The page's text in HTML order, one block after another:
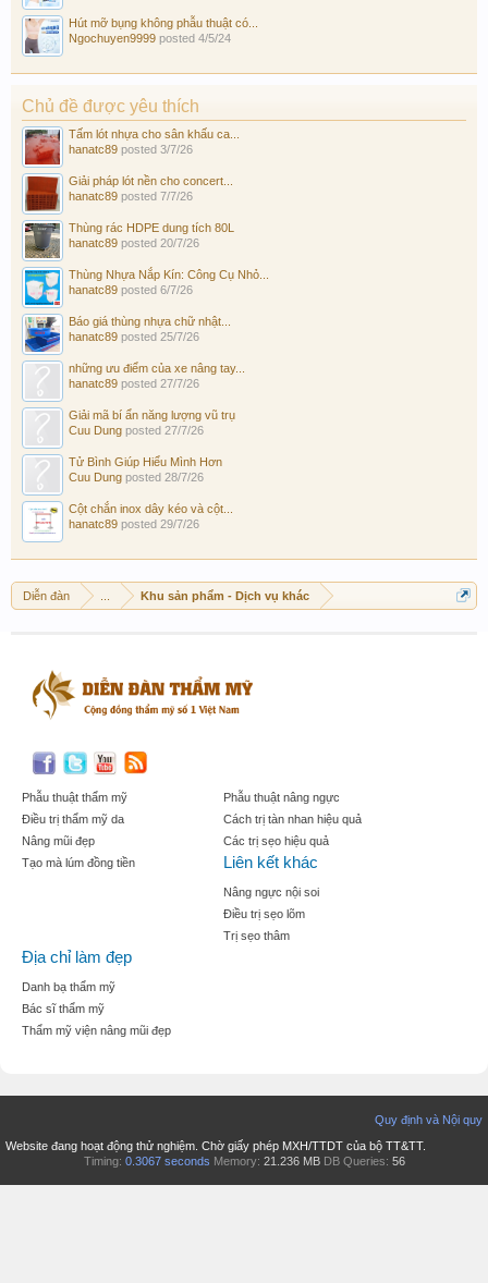
Hút mỡ bụng không phẫu thuật có...
Ngochuyen9999 posted 4/5/24
Chủ đề được yêu thích
Tấm lót nhựa cho sân khấu ca...
hanatc89 posted 3/7/26
Giải pháp lót nền cho concert...
hanatc89 posted 7/7/26
Thùng rác HDPE dung tích 80L
hanatc89 posted 20/7/26
Thùng Nhựa Nắp Kín: Công Cụ Nhỏ...
hanatc89 posted 6/7/26
Báo giá thùng nhựa chữ nhật...
hanatc89 posted 25/7/26
những ưu điểm của xe nâng tay...
hanatc89 posted 27/7/26
Giải mã bí ẩn năng lượng vũ trụ
Cuu Dung posted 27/7/26
Tử Bình Giúp Hiểu Mình Hơn
Cuu Dung posted 28/7/26
Cột chắn inox dây kéo và cột...
hanatc89 posted 29/7/26
Diễn đàn Khu sản phẩm - Dịch vụ khác
Phẫu thuật thẩm mỹ
Điều trị thẩm mỹ da
Nâng mũi đẹp
Tạo mà lúm đồng tiền
Phẫu thuật nâng ngực
Cách trị tàn nhan hiệu quả
Các trị sẹo hiệu quả
Liên kết khác
Nâng ngực nội soi
Điều trị sẹo lõm
Trị sẹo thâm
Địa chỉ làm đẹp
Danh bạ thẩm mỹ
Bác sĩ thẩm mỹ
Thẩm mỹ viện nâng mũi đẹp
Quy định và Nội quy
Website đang hoạt động thử nghiệm. Chờ giấy phép MXH/TTDT của bộ TT&TT.
Timing: 0.3067 seconds Memory: 21.236 MB DB Queries: 56